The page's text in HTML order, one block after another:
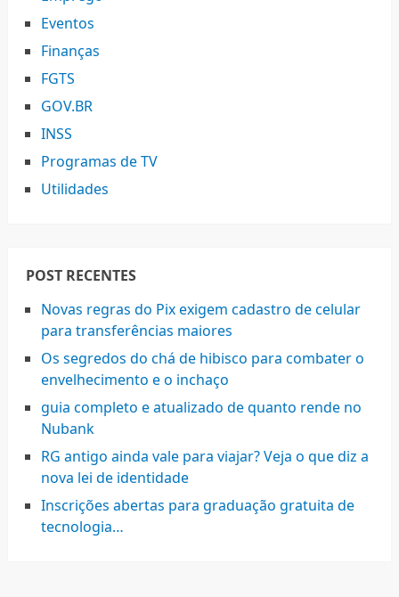
Eventos
Finanças
FGTS
GOV.BR
INSS
Programas de TV
Utilidades
POST RECENTES
Novas regras do Pix exigem cadastro de celular
para transferências maiores
Os segredos do chá de hibisco para combater o
envelhecimento e o inchaço
guia completo e atualizado de quanto rende no
Nubank
RG antigo ainda vale para viajar? Veja o que diz a
nova lei de identidade
Inscrições abertas para graduação gratuita de
tecnologia…